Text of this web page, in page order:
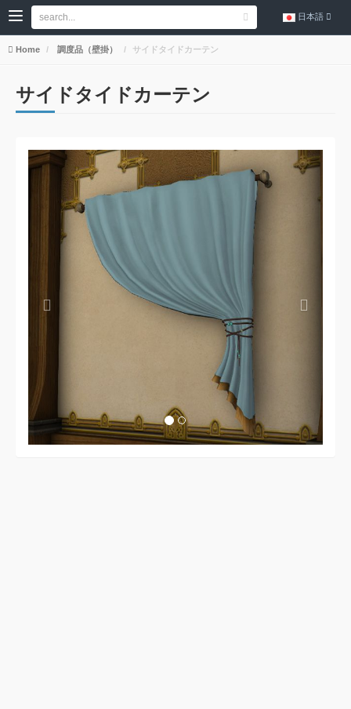
日本語
Home 調度品（壁掛） サイドタイドカーテン
サイドタイドカーテン